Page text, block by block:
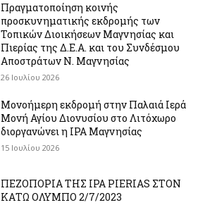
Πραγματοποίηση κοινής
προσκυνηματικής εκδρομής των
Τοπικών Διοικήσεων Μαγνησίας και
Πιερίας της Δ.Ε.Α. και του Συνδέσμου
Αποστράτων Ν. Μαγνησίας
26 Ιουλίου 2026
Μονοήμερη εκδρομή στην Παλαιά Ιερά
Μονή Αγίου Διονυσίου στο Λιτόχωρο
διοργανώνει η IPA Μαγνησίας
15 Ιουλίου 2026
ΠΕΖΟΠΟΡΙΑ ΤΗΣ IPA PIERIAS ΣΤΟΝ
ΚΑΤΩ ΟΛΥΜΠΟ 2/7/2023